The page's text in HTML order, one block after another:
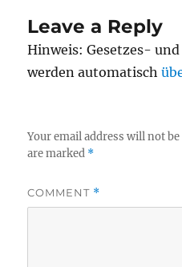
Leave a Reply
Hinweis: Gesetzes-
werden automatisch
Your email address will not
are marked *
COMMENT *